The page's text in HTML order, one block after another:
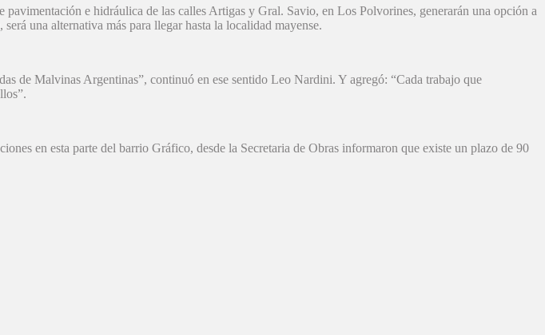
e hidráulica de las calles Artigas y Gral. Savio, en Los Polvorines, generarán una opción a
una alternativa más para llegar hasta la localidad mayense.
de Malvinas Argentinas”, continuó en ese sentido Leo Nardini. Y agregó: “Cada trabajo que
en esta parte del barrio Gráfico, desde la Secretaria de Obras informaron que existe un plazo de 90